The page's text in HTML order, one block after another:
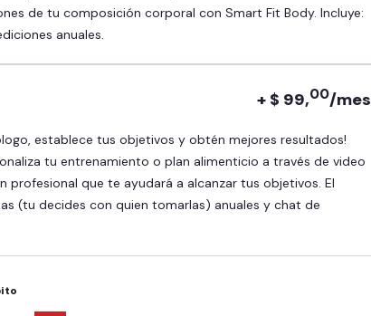
de tu composición corporal con Smart Fit Body. Incluye:
anuales.
+ $ 99,00/mes
tu entrenamiento o plan alimenticio a través de video
profesional que te ayudará a alcanzar tus objetivos. El
(tu decides con quien tomarlas) anuales y chat de